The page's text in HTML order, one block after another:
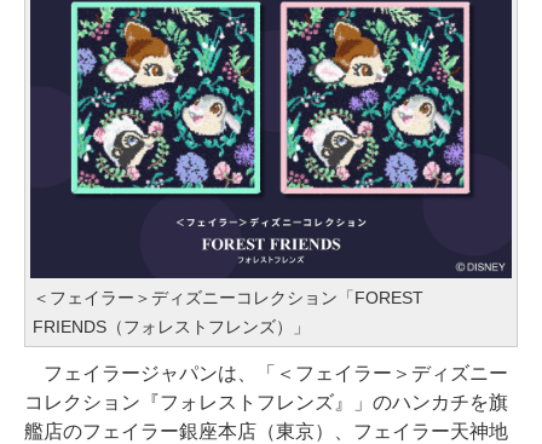
＜フェイラー＞ディズニーコレクション「FOREST
FRIENDS（フォレストフレンズ）」
フェイラージャパンは、「＜フェイラー＞ディズニー
コレクション『フォレストフレンズ』」のハンカチを旗
艦店のフェイラー銀座本店（東京）、フェイラー天神地